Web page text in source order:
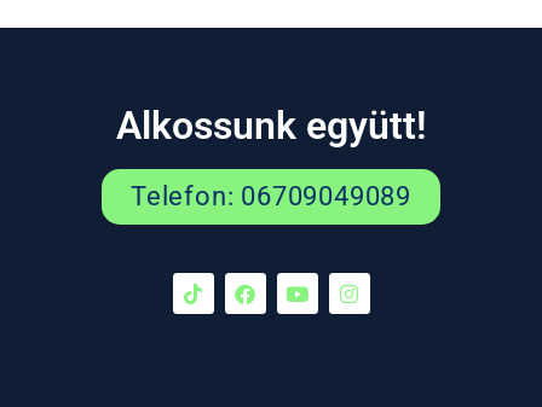
Alkossunk együtt!
Telefon: 06709049089